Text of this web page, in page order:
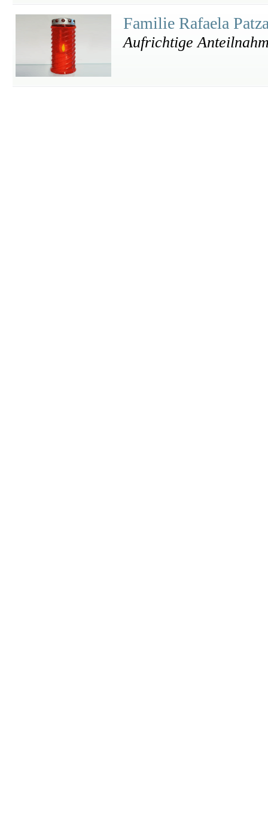
Familie Rafaela
Aufrichtige